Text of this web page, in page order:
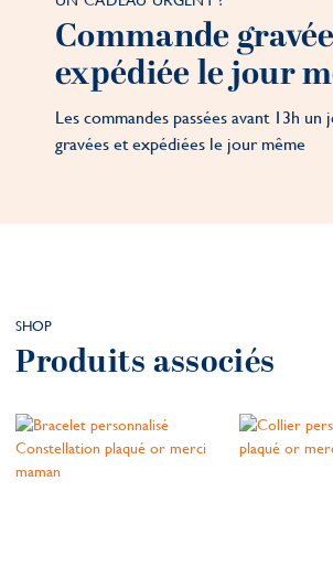
Commande
expédiée le jour
Les commandes passées avant 13h
gravées et expédiées le jour même
SHOP
Produits associés